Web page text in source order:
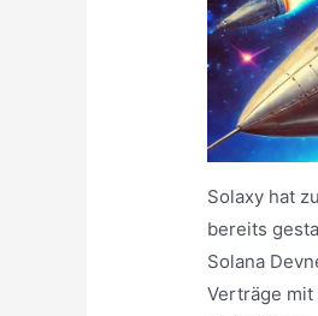
Solaxy hat
bereits
Solana
Verträge